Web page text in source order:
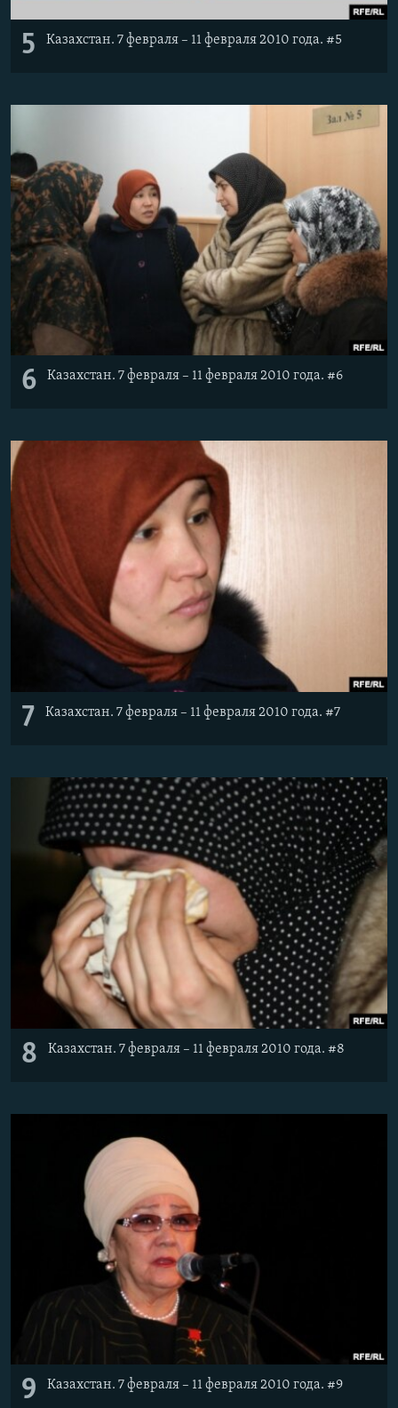
5 Казахстан. 7 февраля – 11 февраля 2010 года. #5
6 Казахстан. 7 февраля – 11 февраля 2010 года. #6
7 Казахстан. 7 февраля – 11 февраля 2010 года. #7
8 Казахстан. 7 февраля – 11 февраля 2010 года. #8
9 Казахстан. 7 февраля – 11 февраля 2010 года. #9